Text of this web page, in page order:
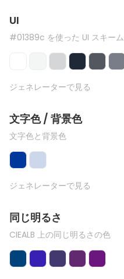
UI
#01389c を使った UI スキーム
ジェネレーターで見る
文字色 / 背景色
文字色と背景色
ジェネレーターで見る
同じ明るさ
CIEALB 上の同じ明るさの色